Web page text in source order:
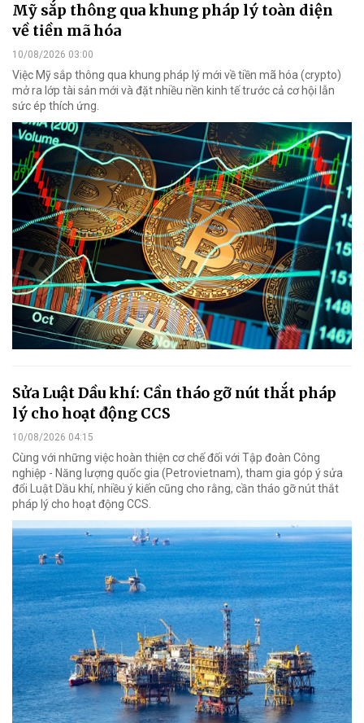
Mỹ sắp thông qua khung pháp lý toàn diện
về tiền mã hóa
10/08/2026 03:00
Việc Mỹ sắp thông qua khung pháp lý mới về tiền mã hóa (crypto)
mở ra lớp tài sản mới và đặt nhiều nền kinh tế trước cả cơ hội lẫn
sức ép thích ứng.
Sửa Luật Dầu khí: Cần tháo gỡ nút thắt pháp
lý cho hoạt động CCS
10/08/2026 04:15
Cùng với những việc hoàn thiện cơ chế đối với Tập đoàn Công
nghiệp - Năng lượng quốc gia (Petrovietnam), tham gia góp ý sửa
đổi Luật Dầu khí, nhiều ý kiến cũng cho rằng, cần tháo gỡ nút thắt
pháp lý cho hoạt động CCS.